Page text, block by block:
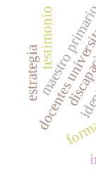
docentes
maestro
estrategia
testimonio